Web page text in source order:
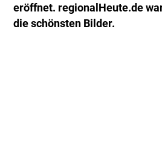
eröffnet. regionalHeute.de
die schönsten Bilder.